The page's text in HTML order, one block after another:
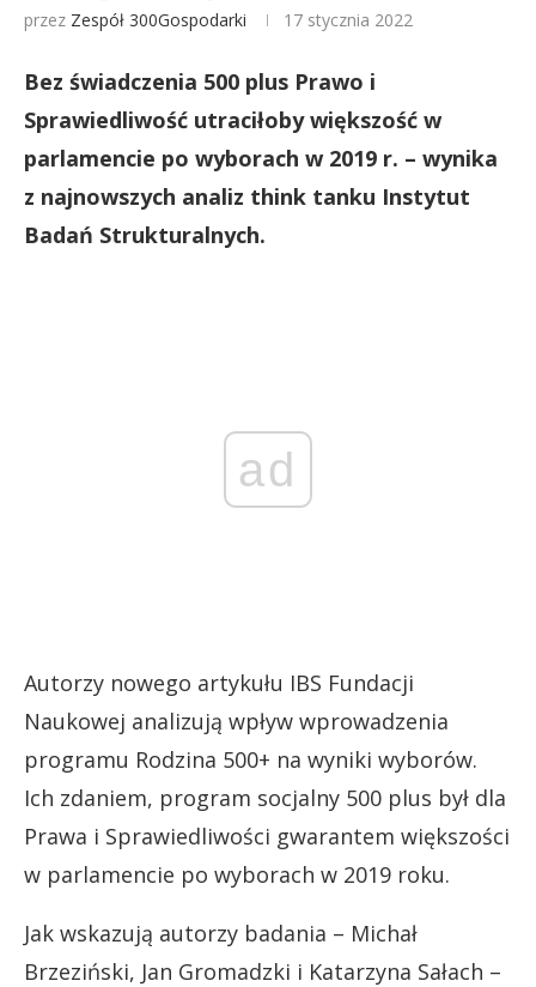
przez Zespół 300Gospodarki 17 stycznia 2022
Bez świadczenia 500 plus Prawo i
Sprawiedliwość utraciłoby większość w
parlamencie po wyborach w 2019 r. – wynika
z najnowszych analiz think tanku Instytut
Badań Strukturalnych.
ad
Autorzy nowego artykułu IBS Fundacji
Naukowej analizują wpływ wprowadzenia
programu Rodzina 500+ na wyniki wyborów.
Ich zdaniem, program socjalny 500 plus był dla
Prawa i Sprawiedliwości gwarantem większości
w parlamencie po wyborach w 2019 roku.
Jak wskazują autorzy badania – Michał
Brzeziński, Jan Gromadzki i Katarzyna Sałach –